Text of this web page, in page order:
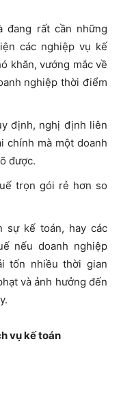
đang rất cần những
các nghiệp vụ kế
khăn, vướng mắc về
nghiệp thời điểm
định, nghị định liên
chính mà một doanh
được.
trọn gói rẻ hơn so
sự kế toán, hay các
nếu doanh nghiệp
tốn nhiều thời gian
và ảnh hưởng đến
vụ kế toán